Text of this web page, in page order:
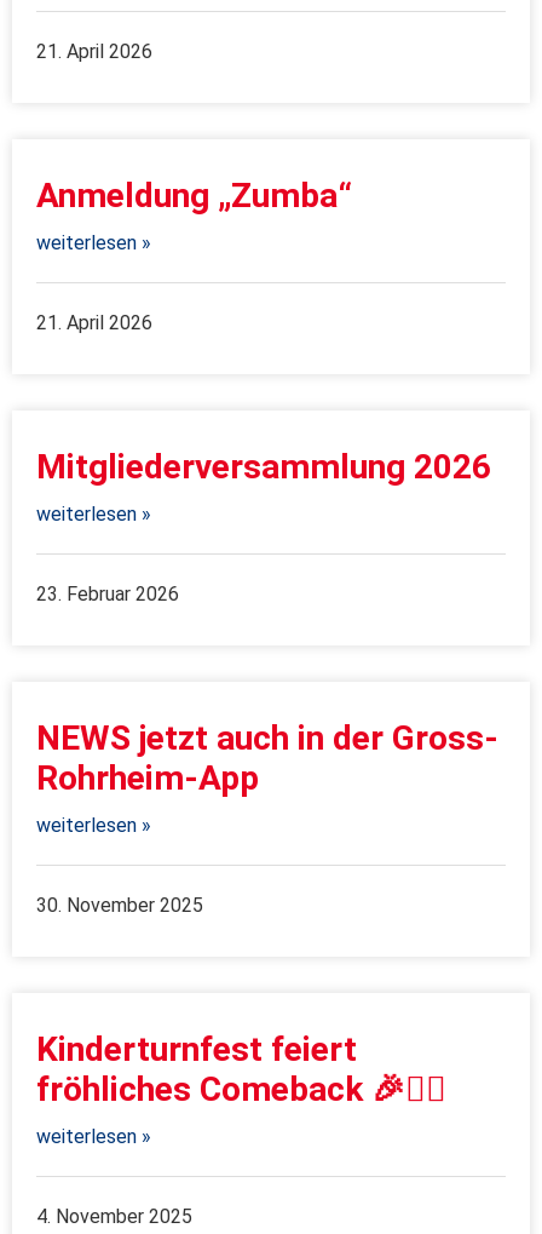
21. April 2026
Anmeldung „Zumba“
weiterlesen »
21. April 2026
Mitgliederversammlung 2026
weiterlesen »
23. Februar 2026
NEWS jetzt auch in der Gross-
Rohrheim-App
weiterlesen »
30. November 2025
Kinderturnfest feiert
fröhliches Comeback 🎉🤸‍♀️
weiterlesen »
4. November 2025